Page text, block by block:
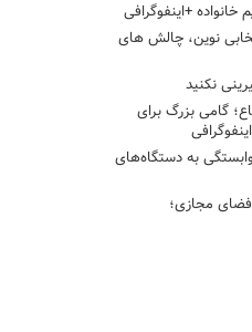
+اینفوگرافی
نوین، چالش های
نکنید
گامی بزرگ برای
به دستگاه‌های
مجازی؛